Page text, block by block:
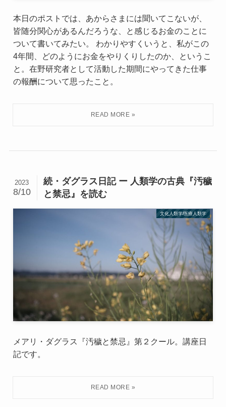
本日のポストでは、あからさまには聞いてこないが、
皆随分関心があるんだろうな、と感じるお金のことに
ついて書いてみたい。 わかりやすくいうと、私がこの
4年間、どのようにお金をやりくりしたのか、というこ
と。在野研究者として活動した期間にやってきた仕事
の報酬について思ったこと。
続・ダグラス日記 ー 人類学の古典『汚穢
と禁忌』を読む
2023
8/10
文化人類学/医療人類学
メアリ・ダグラス『汚穢と禁忌』第２クール。講座日
記です。